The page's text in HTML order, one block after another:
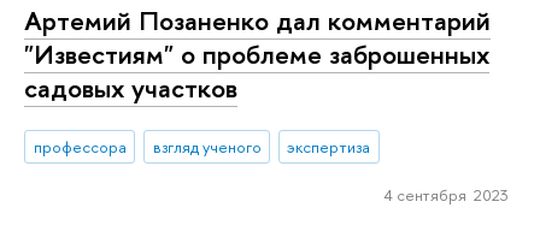
Артемий Позаненко дал комментарий
"Известиям" о проблеме заброшенных
садовых участков
профессора взгляд ученого экспертиза
4 сентября 2023